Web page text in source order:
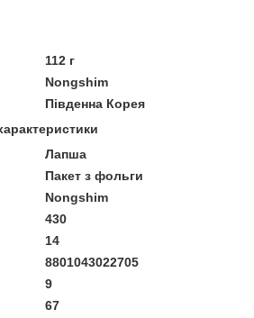
112 г
Nongshim
Південна Корея
Лапша
Пакет з фольги
Nongshim
430
14
8801043022705
9
67